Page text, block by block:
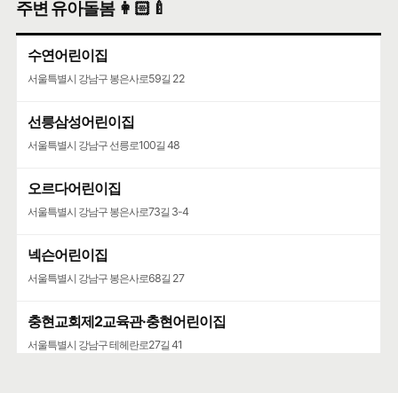
주변 유아돌봄 👩🏻‍🍼
수연어린이집
서울특별시 강남구 봉은사로59길 22
선릉삼성어린이집
서울특별시 강남구 선릉로100길 48
오르다어린이집
서울특별시 강남구 봉은사로73길 3-4
넥슨어린이집
서울특별시 강남구 봉은사로68길 27
충현교회제2교육관·충현어린이집
서울특별시 강남구 테헤란로27길 41